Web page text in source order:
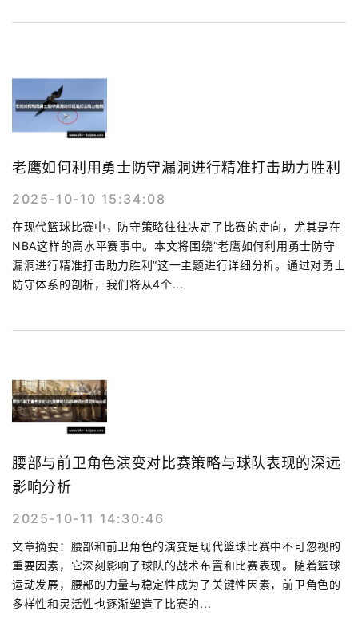
老鹰如何利用勇士防守漏洞进行精准打击助力胜利
2025-10-10 15:34:08
在现代篮球比赛中，防守策略往往决定了比赛的走向，尤其是在
NBA这样的高水平赛事中。本文将围绕“老鹰如何利用勇士防守
漏洞进行精准打击助力胜利”这一主题进行详细分析。通过对勇士
防守体系的剖析，我们将从4个...
腰部与前卫角色演变对比赛策略与球队表现的深远
影响分析
2025-10-11 14:30:46
文章摘要：腰部和前卫角色的演变是现代篮球比赛中不可忽视的
重要因素，它深刻影响了球队的战术布置和比赛表现。随着篮球
运动发展，腰部的力量与稳定性成为了关键性因素，前卫角色的
多样性和灵活性也逐渐塑造了比赛的...